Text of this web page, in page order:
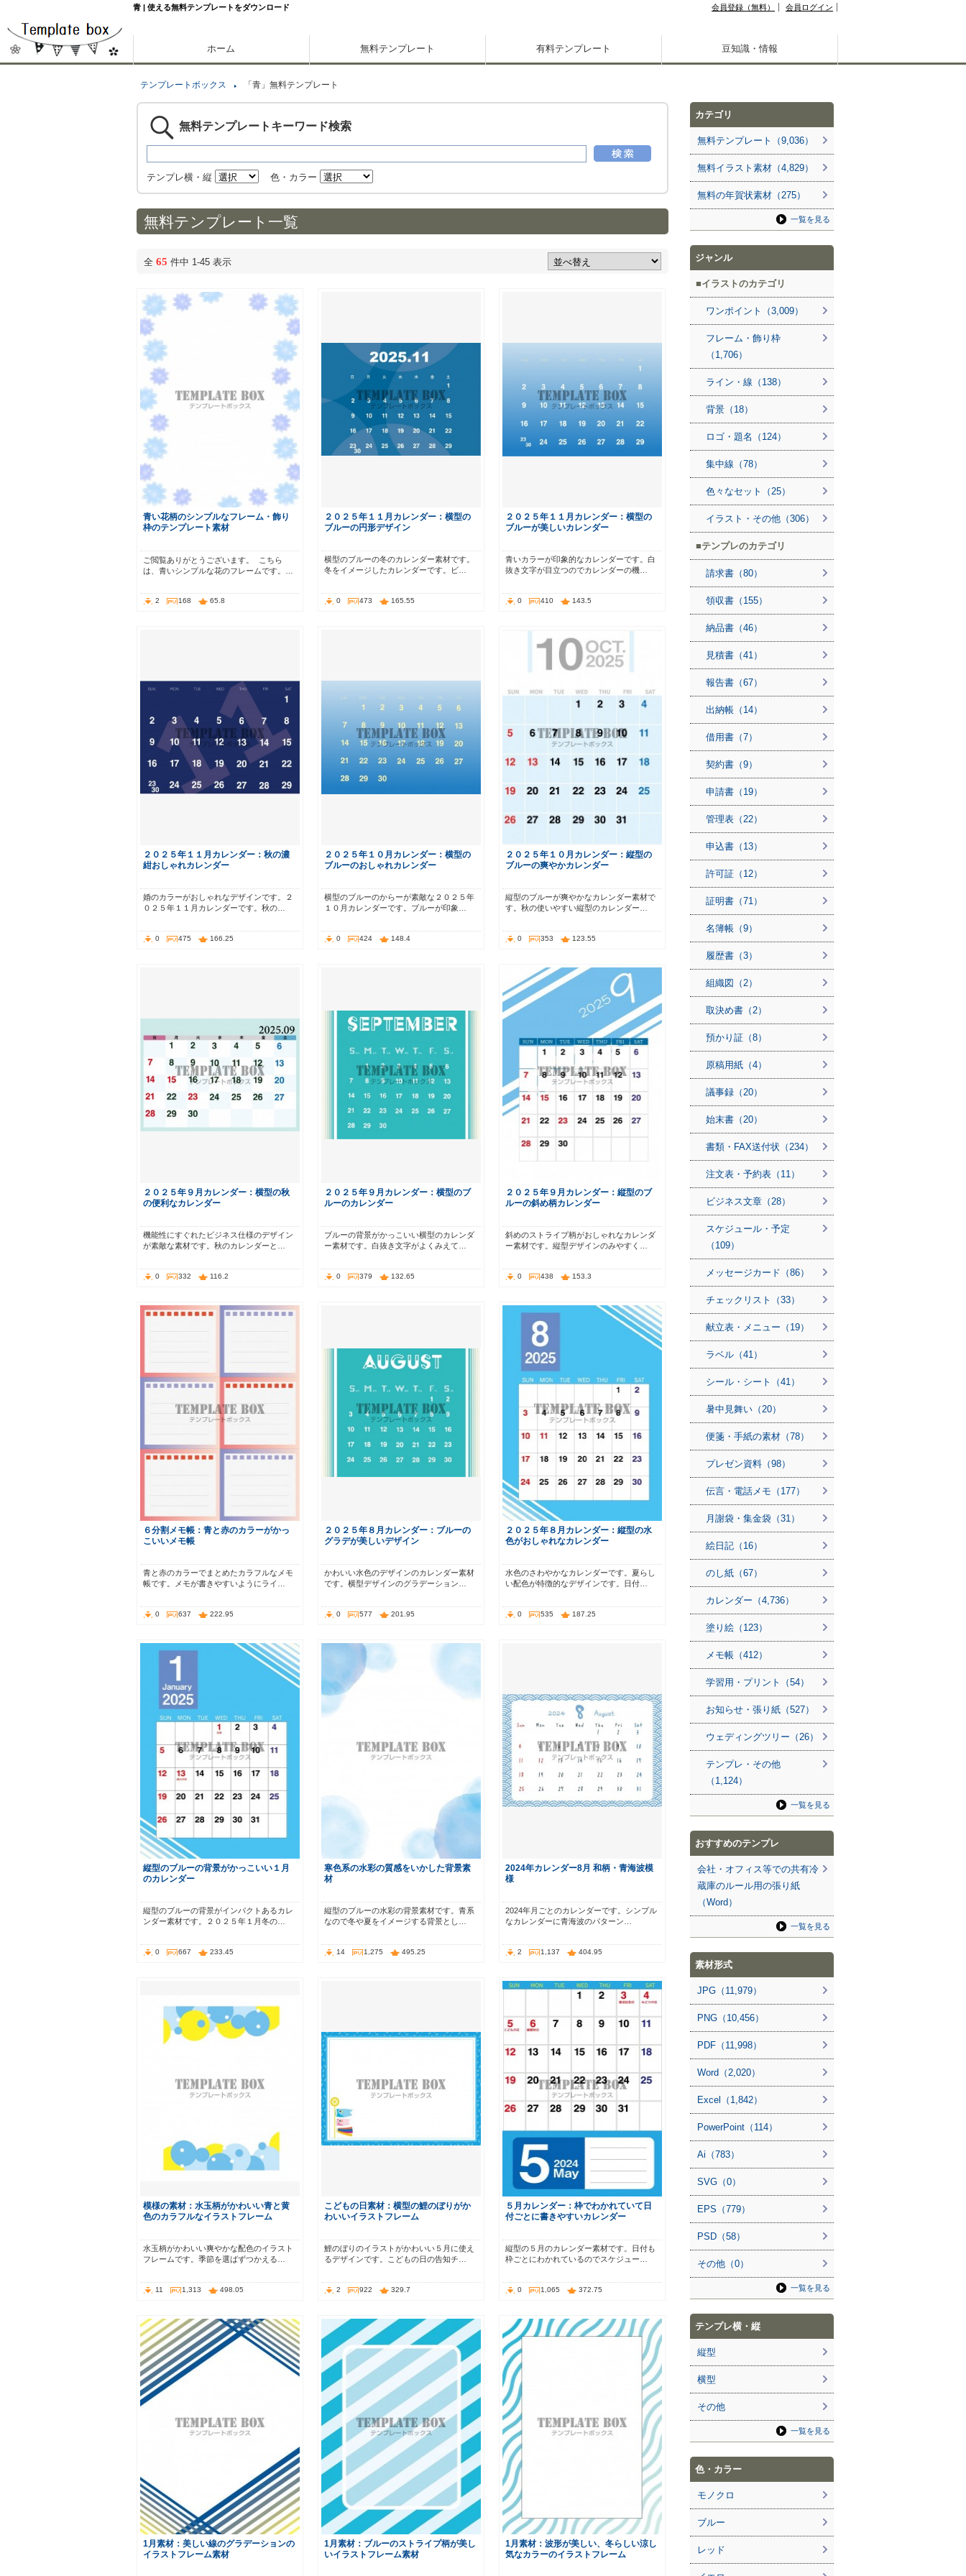
青 | 使える無料テンプレートをダウンロード 会員登録（無料） 会員ログイン
ホーム 無料テンプレート 有料テンプレート 豆知識・情報
テンプレートボックス 「青」無料テンプレート
無料テンプレートキーワード検索
テンプレ横・縦 色・カラー
無料テンプレート一覧
全 65 件中 1-45 表示
青い花柄のシンプルなフレーム・飾り
枠のテンプレート素材
ご閲覧ありがとうございます。 こちら
は、青いシンプルな花のフレームです。…
2 168 65.8
２０２５年１１月カレンダー：横型の
ブルーの円形デザイン
横型のブルーの冬のカレンダー素材です。
冬をイメージしたカレンダーです。ビ…
0 473 165.55
２０２５年１１月カレンダー：横型の
ブルーが美しいカレンダー
青いカラーが印象的なカレンダーです。白
抜き文字が目立つのでカレンダーの機…
0 410 143.5
２０２５年１１月カレンダー：秋の濃
紺おしゃれカレンダー
婚のカラーがおしゃれなデザインです。２
０２５年１１月カレンダーです。秋の…
0 475 166.25
２０２５年１０月カレンダー：横型の
ブルーのおしゃれカレンダー
横型のブルーのからーが素敵な２０２５年
１０月カレンダーです。ブルーが印象…
0 424 148.4
２０２５年１０月カレンダー：縦型の
ブルーの爽やかカレンダー
縦型のブルーが爽やかなカレンダー素材で
す。秋の使いやすい縦型のカレンダー…
0 353 123.55
２０２５年９月カレンダー：横型の秋
の便利なカレンダー
機能性にすぐれたビジネス仕様のデザイン
が素敵な素材です。秋のカレンダーと…
0 332 116.2
２０２５年９月カレンダー：横型のブ
ルーのカレンダー
ブルーの背景がかっこいい横型のカレンダ
ー素材です。白抜き文字がよくみえて…
0 379 132.65
２０２５年９月カレンダー：縦型のブ
ルーの斜め柄カレンダー
斜めのストライプ柄がおしゃれなカレンダ
ー素材です。縦型デザインのみやすく…
0 438 153.3
６分割メモ帳：青と赤のカラーがかっ
こいいメモ帳
青と赤のカラーでまとめたカラフルなメモ
帳です。メモが書きやすいようにライ…
0 637 222.95
２０２５年８月カレンダー：ブルーの
グラデが美しいデザイン
かわいい水色のデザインのカレンダー素材
です。横型デザインのグラデーション…
0 577 201.95
２０２５年８月カレンダー：縦型の水
色がおしゃれなカレンダー
水色のさわやかなカレンダーです。夏らし
い配色が特徴的なデザインです。日付…
0 535 187.25
縦型のブルーの背景がかっこいい１月
のカレンダー
縦型のブルーの背景がインパクトあるカレ
ンダー素材です。２０２５年１月冬の…
0 667 233.45
寒色系の水彩の質感をいかした背景素
材
縦型のブルーの水彩の背景素材です。青系
なので冬や夏をイメージする背景とし…
14 1,275 495.25
2024年カレンダー8月 和柄・青海波模
様
2024年月ごとのカレンダーです。シンプル
なカレンダーに青海波のパターン…
2 1,137 404.95
模様の素材：水玉柄がかわいい青と黄
色のカラフルなイラストフレーム
水玉柄がかわいい爽やかな配色のイラスト
フレームです。季節を選ばずつかえる…
11 1,313 498.05
こどもの日素材：横型の鯉のぼりがか
わいいイラストフレーム
鯉のぼりのイラストがかわいい５月に使え
るデザインです。こどもの日の告知チ…
2 922 329.7
５月カレンダー：枠でわかれていて日
付ごとに書きやすいカレンダー
縦型の５月のカレンダー素材です。日付も
枠ごとにわかれているのでスケジュー…
0 1,065 372.75
1月素材：美しい線のグラデーションの
イラストフレーム素材
1月素材：ブルーのストライプ柄が美し
いイラストフレーム素材
1月素材：波形が美しい、冬らしい涼し
気なカラーのイラストフレーム
カテゴリ
無料テンプレート（9,036）
無料イラスト素材（4,829）
無料の年賀状素材（275）
一覧を見る
ジャンル
イラストのカテゴリ
ワンポイント（3,009）
フレーム・飾り枠
（1,706）
ライン・線（138）
背景（18）
ロゴ・題名（124）
集中線（78）
色々なセット（25）
イラスト・その他（306）
テンプレのカテゴリ
請求書（80）
領収書（155）
納品書（46）
見積書（41）
報告書（67）
出納帳（14）
借用書（7）
契約書（9）
申請書（19）
管理表（22）
申込書（13）
許可証（12）
証明書（71）
名簿帳（9）
履歴書（3）
組織図（2）
取決め書（2）
預かり証（8）
原稿用紙（4）
議事録（20）
始末書（20）
書類・FAX送付状（234）
注文表・予約表（11）
ビジネス文章（28）
スケジュール・予定
（109）
メッセージカード（86）
チェックリスト（33）
献立表・メニュー（19）
ラベル（41）
シール・シート（41）
暑中見舞い（20）
便箋・手紙の素材（78）
プレゼン資料（98）
伝言・電話メモ（177）
月謝袋・集金袋（31）
絵日記（16）
のし紙（67）
カレンダー（4,736）
塗り絵（123）
メモ帳（412）
学習用・プリント（54）
お知らせ・張り紙（527）
ウェディングツリー（26）
テンプレ・その他
（1,124）
一覧を見る
おすすめのテンプレ
会社・オフィス等での共有冷
蔵庫のルール用の張り紙
（Word）
一覧を見る
素材形式
JPG（11,979）
PNG（10,456）
PDF（11,998）
Word（2,020）
Excel（1,842）
PowerPoint（114）
Ai（783）
SVG（0）
EPS（779）
PSD（58）
その他（0）
一覧を見る
テンプレ横・縦
縦型
横型
その他
一覧を見る
色・カラー
モノクロ
ブルー
レッド